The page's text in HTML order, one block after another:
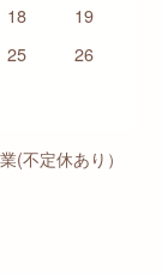
18 19
25 26
(不定休あり）